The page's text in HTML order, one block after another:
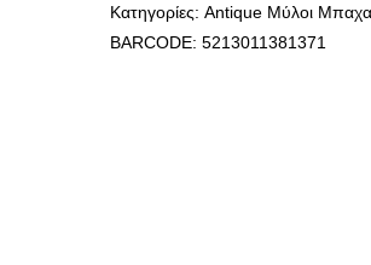
Κατηγορίες:Antique Μύλοι
BARCODE:5213011381371